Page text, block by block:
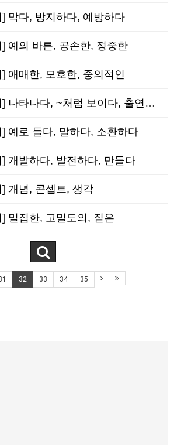
막다, 방지하다, 예방하다
예의 바른, 공손한, 정중한
애매한, 모호한, 중의적인
타나다, ~처럼 보이다, 출연하다
예로 들다, 말하다, 소환하다
개발하다, 발전하다, 만들다
개념, 콘셉트, 생각
밀집한, 고밀도의, 짙은
32 33 34 35